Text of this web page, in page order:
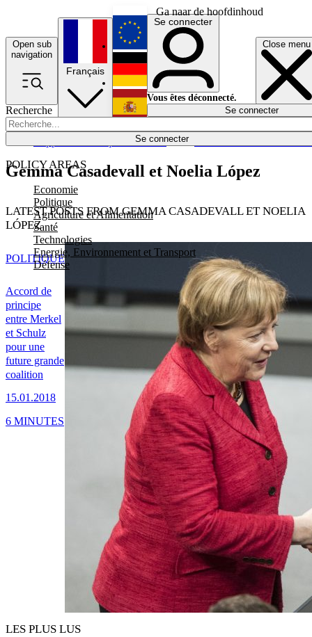
Ga naar de hoofdinhoud
Open sub
navigation
Close menu
Recherche
Se connecter
POLICY AREAS
Economie
Politique
Agriculture et Alimentation
Santé
Technologies
Energie, Environnement et Transport
Défense
Économie
Français
English
Deutsch
Español
Se connecter
Vous êtes déconnecté.
Se connecter
Gemma Casadevall et Noelia López
LATEST POSTS FROM GEMMA CASADEVALL ET NOELIA
LÓPEZ
Accord de
principe
entre Merkel
et Schulz
pour une
future grande
coalition
15.01.2018
POLITIQUE
6 MINUTES
LES PLUS LUS